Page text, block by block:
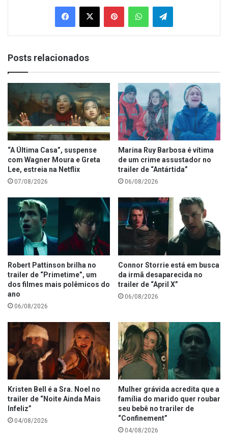
Facebook
X PinterestWhatsAppTelegram
Posts relacionados
“A Última Casa”, suspense
com Wagner Moura e Greta
Lee, estreia na Netflix
07/08/2026
Marina Ruy Barbosa é vítima
de um crime assustador no
trailer de “Antártida”
06/08/2026
Robert Pattinson brilha no
trailer de “Primetime”, um
dos filmes mais polêmicos do
ano
06/08/2026
Connor Storrie está em busca
da irmã desaparecida no
trailer de “April X”
06/08/2026
Kristen Bell é a Sra. Noel no
trailer de “Noite Ainda Mais
Infeliz”
04/08/2026
Mulher grávida acredita que a
família do marido quer roubar
seu bebê no trariler de
“Confinement”
04/08/2026